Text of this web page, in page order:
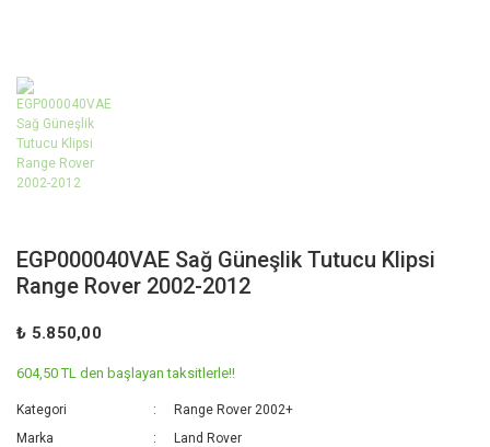
EGP000040VAE Sağ Güneşlik Tutucu Klipsi
Range Rover 2002-2012
₺ 5.850,00
604,50 TL den başlayan taksitlerle!!
Kategori
Range Rover 2002+
Marka
Land Rover